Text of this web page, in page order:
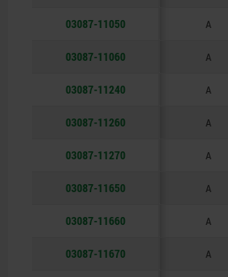
03087-11050 A
03087-11060 A
03087-11240 A
03087-11260 A
03087-11270 A
03087-11650 A
03087-11660 A
03087-11670 A